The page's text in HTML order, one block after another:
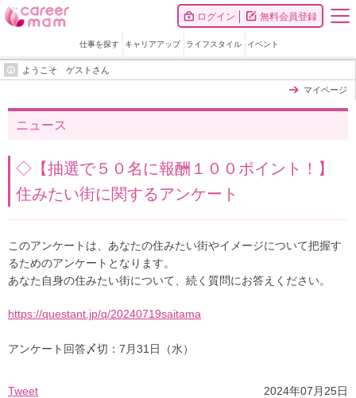
ログイン 無料会員登録
仕事を探す キャリアアップ ライフスタイル イベント
ようこそ ゲストさん
マイページ
ニュース
◇【抽選で５０名に報酬１００ポイント！】
住みたい街に関するアンケート
このアンケートは、あなたの住みたい街やイメージについて把握す
るためのアンケートとなります。
あなた自身の住みたい街について、続く質問にお答えください。
https://questant.jp/q/20240719saitama
アンケート回答〆切：7月31日（水）
Tweet 2024年07月25日